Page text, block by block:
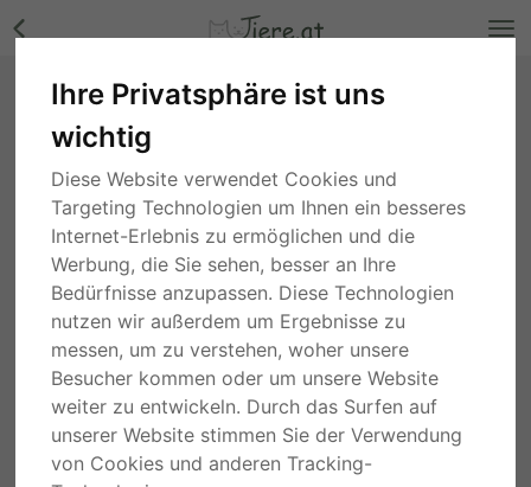
Ihre Privatsphäre ist uns
wichtig
Diese Website verwendet Cookies und
Targeting Technologien um Ihnen ein besseres
Internet-Erlebnis zu ermöglichen und die
Werbung, die Sie sehen, besser an Ihre
Bedürfnisse anzupassen. Diese Technologien
nutzen wir außerdem um Ergebnisse zu
messen, um zu verstehen, woher unsere
Besucher kommen oder um unsere Website
weiter zu entwickeln. Durch das Surfen auf
unserer Website stimmen Sie der Verwendung
von Cookies und anderen Tracking-
Max, Labrador Retriver - Rüde Bilder
Kärnten , vor 4 Jahren